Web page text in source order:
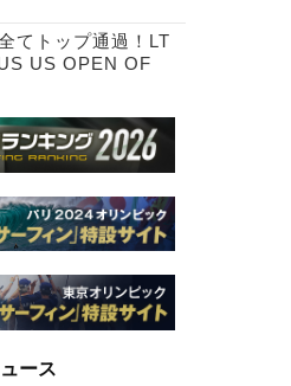
てトップ通過！LT
US OPEN OF
ース